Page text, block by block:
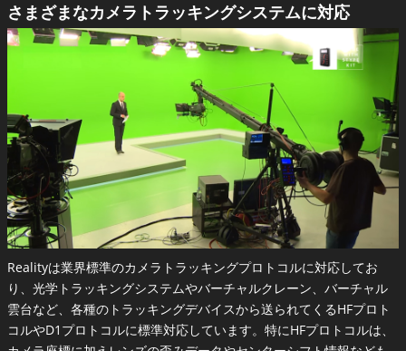
さまざまなカメラトラッキングシステムに対応
Realityは業界標準のカメラトラッキングプロトコルに対応してお
り、光学トラッキングシステムやバーチャルクレーン、バーチャル
雲台など、各種のトラッキングデバイスから送られてくるHFプロト
コルやD1プロトコルに標準対応しています。特にHFプロトコルは、